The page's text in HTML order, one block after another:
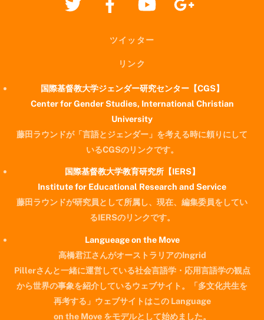
ツイッター
リンク
国際基督教大学ジェンダー研究センター【CGS】
Center for Gender Studies, International Christian
University
藤田ラウンドが「言語とジェンダー」を考える時に頼りにして
いるCGSのリンクです。
国際基督教大学教育研究所【IERS】
Institute for Educational Research and Service
藤田ラウンドが研究員として所属し、現在、編集委員をしてい
るIERSのリンクです。
Langueage on the Move
高橋君江さんがオーストラリアのIngrid
Pillerさんと一緒に運営している社会言語学・応用言語学の観点
から世界の事象を紹介しているウェブサイト。「多文化共生を
再考する」ウェブサイトはこの Language
on the Move をモデルとして始めました。